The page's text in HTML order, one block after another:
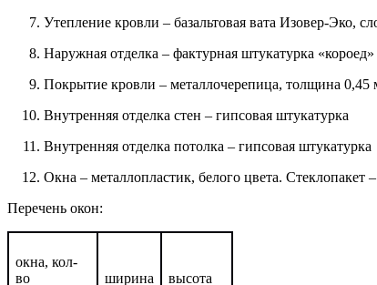
Утепление кровли – базальтовая вата Изовер-Эко,
Наружная отделка – фактурная штукатурка
Покрытие кровли – металлочерепица, толщина
Внутренняя отделка стен – гипсовая штукатурка
Внутренняя отделка потолка – гипсовая штукатурка
Окна – металлопластик, белого цвета. Стеклопакет
Перечень окон:
окна, кол-
во
ширина высота